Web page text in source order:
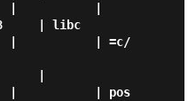
|           |
|           | =c/
| pos